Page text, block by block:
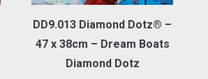
DD9.013 Diamond Dotz® –
47 x 38cm – Dream Boats
Diamond Dotz